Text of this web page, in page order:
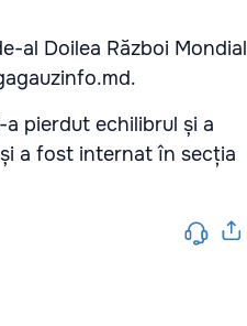
al Doilea Război Mondial
pierdut echilibrul și a
a fost internat în secția